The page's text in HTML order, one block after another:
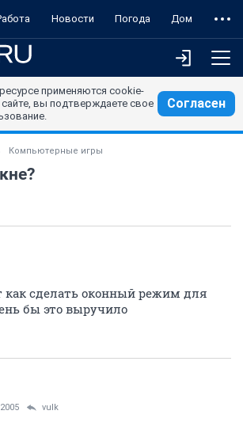
Новости Погода Дом
применяются cookie-
вы подтверждаете свое
Согласен
Компьютерные игры
как сделать оконный режим для
бы это выручило
vulk